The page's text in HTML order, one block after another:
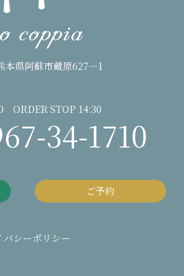
本県阿蘇市蔵原627―1
ORDER STOP 14:30
34-1710
ご予約
バシーポリシー